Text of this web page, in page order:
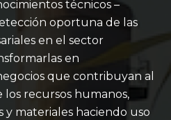
técnicos –
oportuna de las
en el sector
en
que contribuyan al
recursos humanos,
y materiales haciendo uso